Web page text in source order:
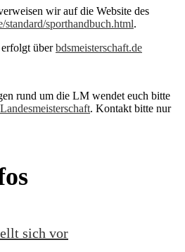
wir auf die Website des
sporthandbuch.html.
überbdsmeisterschaft.de
rund um die LM wendet euch bitte
. Kontakt bitte nur
sich vor